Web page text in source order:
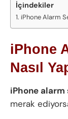
İçindekiler
iPhone Alarm
iPhone
Nasıl
iPhone
merak